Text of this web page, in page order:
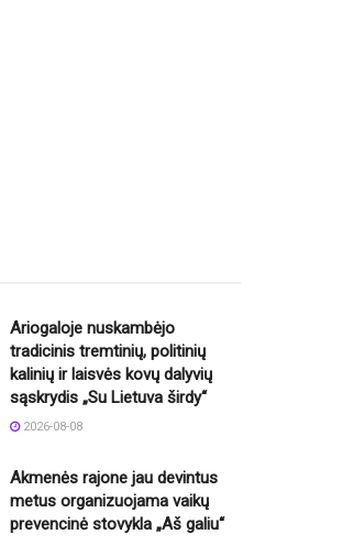
Ariogaloje nuskambėjo
tradicinis tremtinių, politinių
kalinių ir laisvės kovų dalyvių
sąskrydis „Su Lietuva širdy“
2026-08-08
Akmenės rajone jau devintus
metus organizuojama vaikų
prevencinė stovykla „Aš galiu“